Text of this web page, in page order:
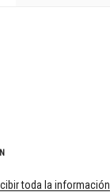
toda la información